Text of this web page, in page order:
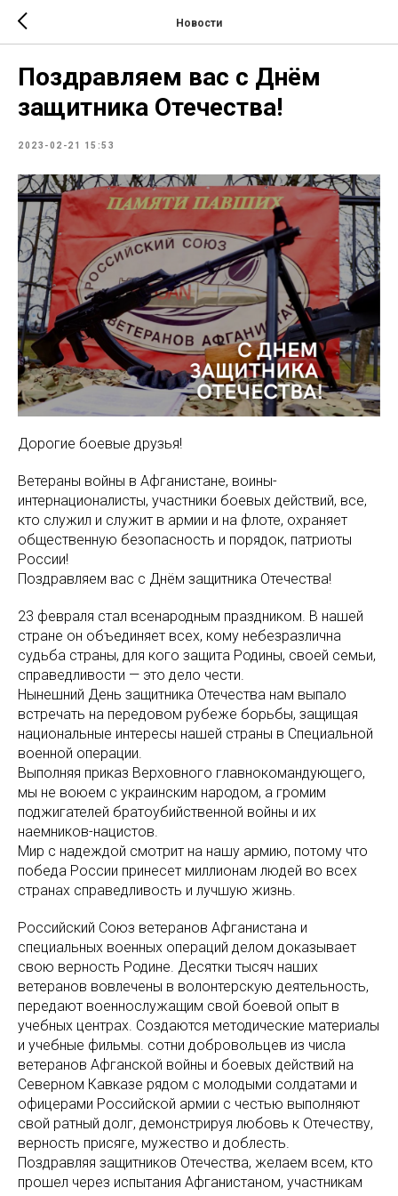
Новости
Поздравляем вас с Днём
защитника Отечества!
2023-02-21 15:53
Дорогие боевые друзья!
Ветераны войны в Афганистане, воины-
интернационалисты, участники боевых действий, все,
кто служил и служит в армии и на флоте, охраняет
общественную безопасность и порядок, патриоты
России!
Поздравляем вас с Днём защитника Отечества!
23 февраля стал всенародным праздником. В нашей
стране он объединяет всех, кому небезразлична
судьба страны, для кого защита Родины, своей семьи,
справедливости — это дело чести.
Нынешний День защитника Отечества нам выпало
встречать на передовом рубеже борьбы, защищая
национальные интересы нашей страны в Специальной
военной операции.
Выполняя приказ Верховного главнокомандующего,
мы не воюем с украинским народом, а громим
поджигателей братоубийственной войны и их
наемников-нацистов.
Мир с надеждой смотрит на нашу армию, потому что
победа России принесет миллионам людей во всех
странах справедливость и лучшую жизнь.
Российский Союз ветеранов Афганистана и
специальных военных операций делом доказывает
свою верность Родине. Десятки тысяч наших
ветеранов вовлечены в волонтерскую деятельность,
передают военнослужащим свой боевой опыт в
учебных центрах. Создаются методические материалы
и учебные фильмы. сотни добровольцев из числа
ветеранов Афганской войны и боевых действий на
Северном Кавказе рядом с молодыми солдатами и
офицерами Российской армии с честью выполняют
свой ратный долг, демонстрируя любовь к Отечеству,
верность присяге, мужество и доблесть.
Поздравляя защитников Отечества, желаем всем, кто
прошел через испытания Афганистаном, участникам